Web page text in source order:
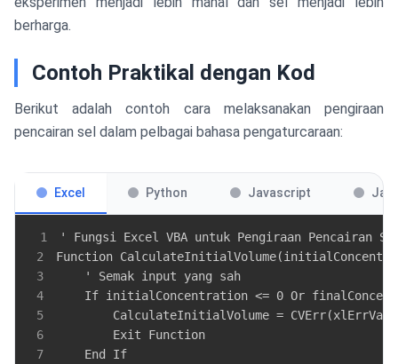
berharga.
Contoh Praktikal dengan Kod
Berikut adalah contoh cara melaksanakan pengiraan
pencairan sel dalam pelbagai bahasa pengaturcaraan:
Excel Python Javascript
1
2
3
    ' Semak input yang sah
4
5
6
        Exit Function
7
    End If